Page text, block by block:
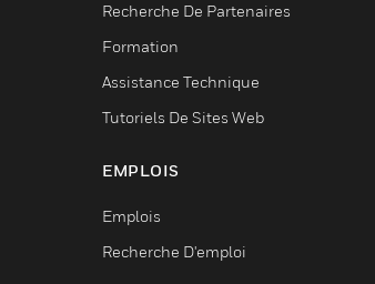
Recherche De Partenaires
Formation
Assistance Technique
Tutoriels De Sites Web
EMPLOIS
Emplois
Recherche D'emploi